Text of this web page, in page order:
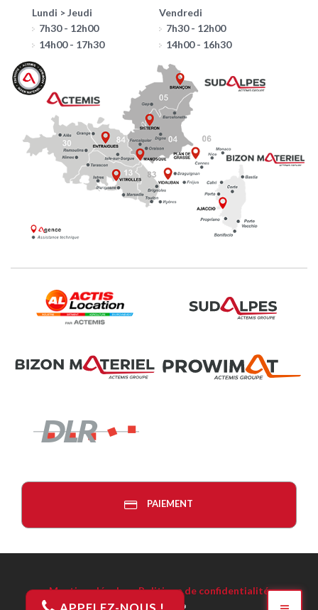
Lundi > Jeudi
7h30 - 12h00
14h00 - 17h30
Vendredi
7h30 - 12h00
14h00 - 16h30
PAIEMENT
Mentions légales-Politique de confidentialité